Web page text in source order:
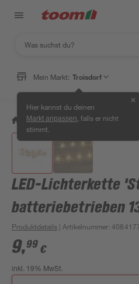
Mein Markt: Troisdorf
Hier kannst du deinen
Markt anpassen , falls er nicht
stimmt.
✕
/ Wohnen & Haushalt /
LED-Lichterkette
batteriebetrieben
Produktdetails | Artikelnummer:
9,99 €
inkl. 19% MwSt.